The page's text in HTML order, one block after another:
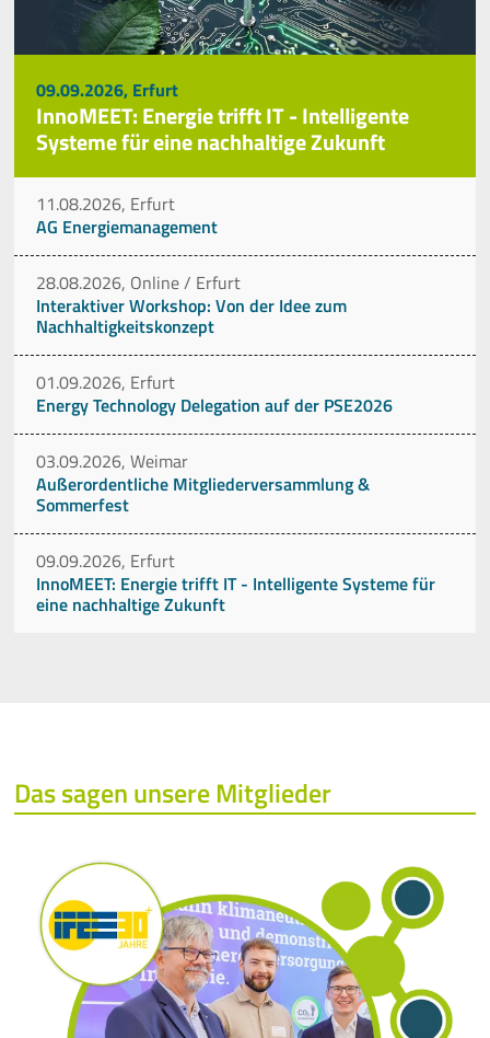
09.09.2026, Erfurt
InnoMEET: Energie trifft IT - Intelligente
Systeme für eine nachhaltige Zukunft
11.08.2026, Erfurt
AG Energiemanagement
28.08.2026, Online / Erfurt
Interaktiver Workshop: Von der Idee zum
Nachhaltigkeitskonzept
01.09.2026, Erfurt
Energy Technology Delegation auf der PSE2026
03.09.2026, Weimar
Außerordentliche Mitgliederversammlung &
Sommerfest
09.09.2026, Erfurt
InnoMEET: Energie trifft IT - Intelligente Systeme für
eine nachhaltige Zukunft
Das sagen unsere Mitglieder